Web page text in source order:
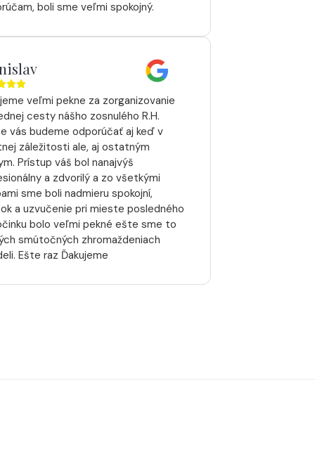
boli sme veľmi spokojný.
veľmi pekne za zorganizovanie
cesty nášho zosnulého R.H.
vás budeme odporúčať aj keď v
záležitosti ale, aj ostatným
Prístup váš bol nanajvýš
a zdvorilý a zo všetkými
sme boli nadmieru spokojní,
a uzvučenie pri mieste posledného
bolo veľmi pekné ešte sme to
smútočných zhromaždeniach
Ešte raz Ďakujeme